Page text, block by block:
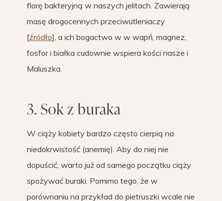
florę bakteryjną w naszych jelitach. Zawierają
masę drogocennych przeciwutleniaczy
[źródło], a ich bogactwo w w wapń, magnez,
fosfor i białka cudownie wspiera kości nasze i
Maluszka.
3. Sok z buraka
W ciąży kobiety bardzo często cierpią na
niedokrwistość (anemię). Aby do niej nie
dopuścić, warto już od samego początku ciąży
spożywać buraki. Pomimo tego, że w
porównaniu na przykład do pietruszki wcale nie